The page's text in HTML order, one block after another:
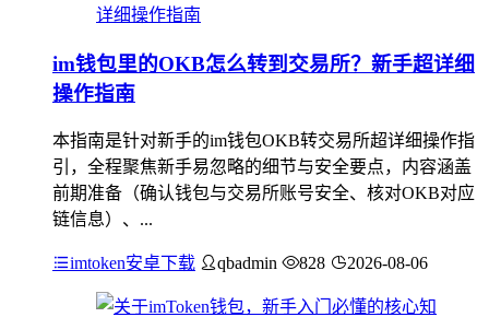
im钱包里的OKB怎么转到交易所？新手超详细
操作指南
本指南是针对新手的im钱包OKB转交易所超详细操作指
引，全程聚焦新手易忽略的细节与安全要点，内容涵盖
前期准备（确认钱包与交易所账号安全、核对OKB对应
链信息）、...
imtoken安卓下载 qbadmin 828 2026-08-06